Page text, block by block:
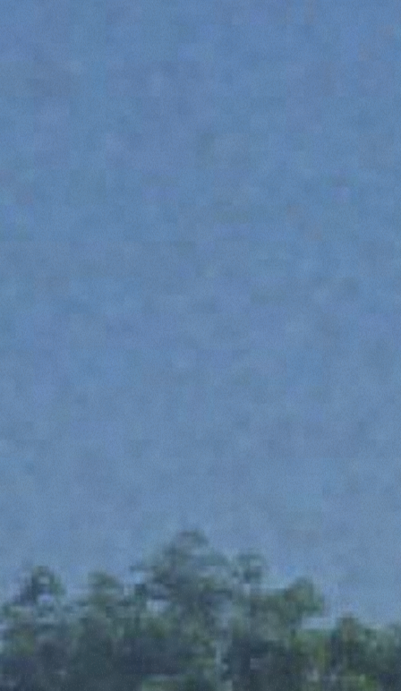
Consenso Dettagli Informazioni sui cookie
Questo sito web utilizza i cookie
“Questo sito web utilizza i cookie Il sito utilizza cookies al